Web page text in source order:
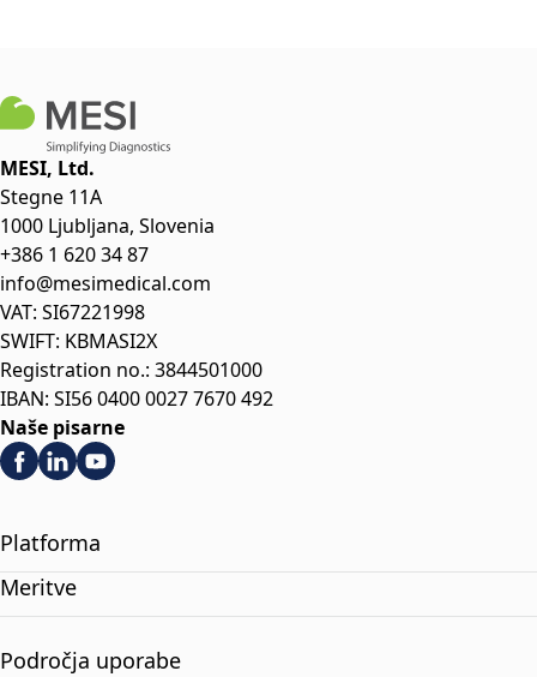
MESI, Ltd.
Stegne 11A
1000 Ljubljana, Slovenia
+386 1 620 34 87
info@mesimedical.com
VAT: SI67221998
SWIFT: KBMASI2X
Registration no.: 3844501000
IBAN: SI56 0400 0027 7670 492
Naše pisarne
Platforma
Meritve
Področja uporabe